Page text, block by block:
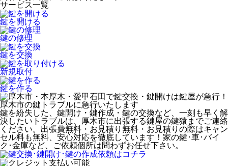
サービス一覧
鍵を開ける
鍵の修理
鍵を交換
新規取付
鍵を作る
厚木市の鍵トラブルに急行いたします
鍵を紛失した、鍵開け・鍵作成・鍵の交換など、一刻も早く解
決したいトラブルは、厚木市に出張する鍵屋の鍵猿までご連絡
ください。出張費無料・お見積り無料・お見積りの際はキャン
セル料も無料、安心対応を徹底しています！家の鍵･車･バイ
ク･金庫など、ご依頼個所は問わずお任せ下さい。